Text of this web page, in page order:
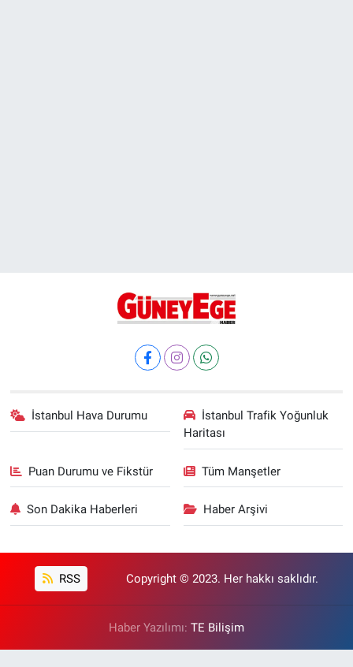
İstanbul Hava Durumu
İstanbul Trafik Yoğunluk
Haritası
Puan Durumu ve Fikstür Tüm Manşetler
Son Dakika Haberleri Haber Arşivi
RSS Copyright © 2023. Her hakkı saklıdır.
Haber Yazılımı: TE Bilişim